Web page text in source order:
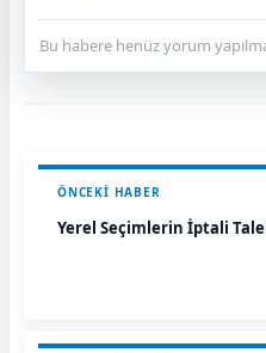
Bu habere henüz yorum
ÖNCEKI HABER
Yerel Seçimlerin İptali